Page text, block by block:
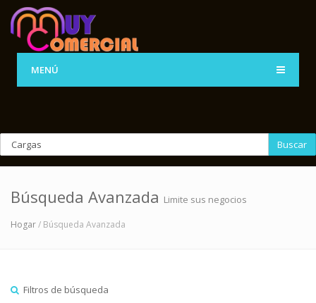
MENÚ
Buscar
Búsqueda Avanzada Limite sus negocios
Hogar/ Búsqueda Avanzada
Filtros de búsqueda